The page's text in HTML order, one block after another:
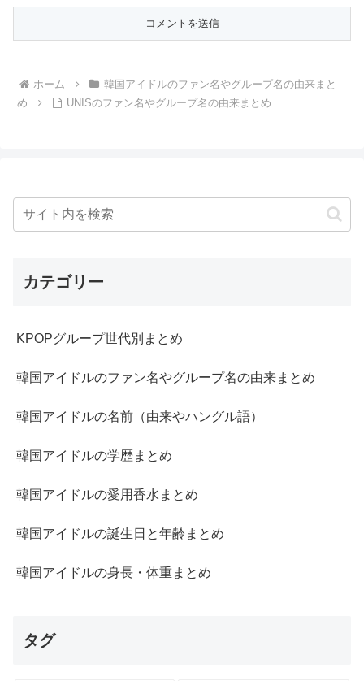
ホーム
韓国アイドルのファン名やグループ名の由来まと
め
UNISのファン名やグループ名の由来まとめ
カテゴリー
KPOPグループ世代別まとめ
韓国アイドルのファン名やグループ名の由来まとめ
韓国アイドルの名前（由来やハングル語）
韓国アイドルの学歴まとめ
韓国アイドルの愛用香水まとめ
韓国アイドルの誕生日と年齢まとめ
韓国アイドルの身長・体重まとめ
タグ